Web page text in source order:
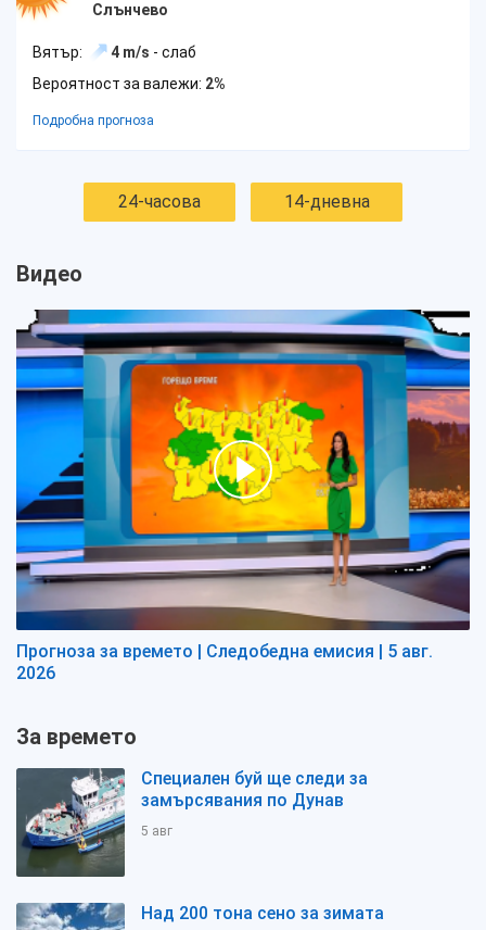
Слънчево
Вятър: 4 m/s - слаб
Вероятност за валежи: 2%
Подробна прогноза
24-часова 14-дневна
Видео
Прогноза за времето | Следобедна емисия | 5 авг.
2026
За времето
Специален буй ще следи за
замърсявания по Дунав
5 авг
Над 200 тона сено за зимата